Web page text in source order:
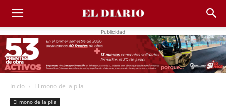
Publicidad
Inicio El mono de la pila
El mono de la pila